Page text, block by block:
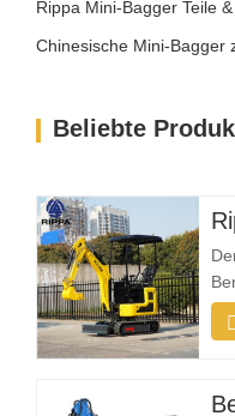
Beliebte
zu